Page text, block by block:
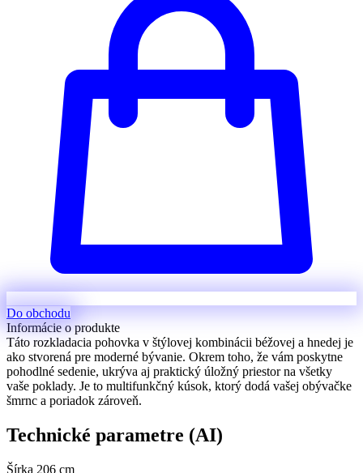
Do obchodu
Informácie o produkte
Táto rozkladacia pohovka v štýlovej kombinácii béžovej a hnedej je
ako stvorená pre moderné bývanie. Okrem toho, že vám poskytne
pohodlné sedenie, ukrýva aj praktický úložný priestor na všetky
vaše poklady. Je to multifunkčný kúsok, ktorý dodá vašej obývačke
šmrnc a poriadok zároveň.
Technické parametre (AI)
Šírka 206 cm